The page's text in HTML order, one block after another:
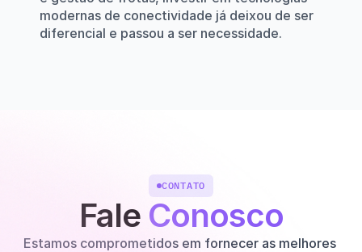
modernas de conectividade já deixou de ser
diferencial e passou a ser necessidade.
CONTATO
Fale Conosco
Estamos comprometidos em fornecer as melhores